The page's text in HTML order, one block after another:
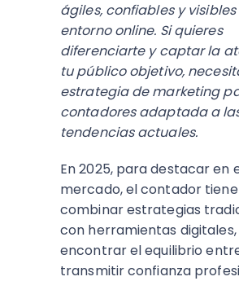
ágiles, confiables y visibles
entorno online. Si quieres
diferenciarte y captar la
tu público objetivo,
estrategia de marketing
contadores adaptada a
tendencias actuales.
En 2025, para destacar en
mercado, el contador
combinar estrategias
con herramientas digitales,
encontrar el equilibrio
transmitir confianza